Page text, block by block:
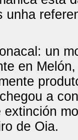
unha
un
en
a
de Oia.